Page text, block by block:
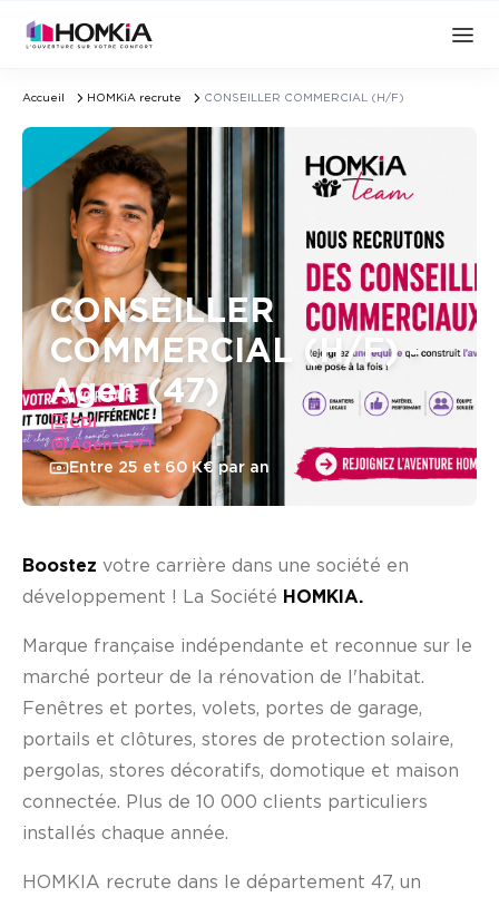
Accueil HOMKiA recrute CONSEILLER COMMERCIAL (H/F)
CONSEILLER
COMMERCIAL (H/F) -
Agen (47)
CDI
Agen (47)
Entre 25 et 60 K€ par an
Boostez votre carrière dans une société en
développement ! La Société HOMKIA.
Marque française indépendante et reconnue sur le
marché porteur de la rénovation de l'habitat.
Fenêtres et portes, volets, portes de garage,
portails et clôtures, stores de protection solaire,
pergolas, stores décoratifs, domotique et maison
connectée. Plus de 10 000 clients particuliers
installés chaque année.
HOMKIA recrute dans le département 47, un